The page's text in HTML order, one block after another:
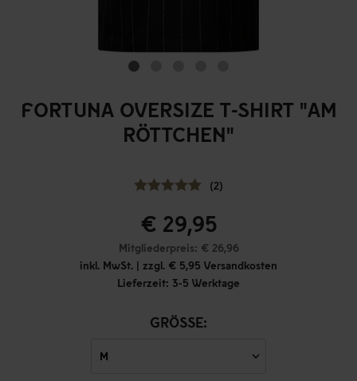
FORTUNA OVERSIZE T-SHIRT "AM
RÖTTCHEN"
(2)
€ 29,95
Mitgliederpreis: € 26,96
inkl. MwSt. | zzgl. € 5,95 Versandkosten
Lieferzeit: 3-5 Werktage
GRÖSSE: